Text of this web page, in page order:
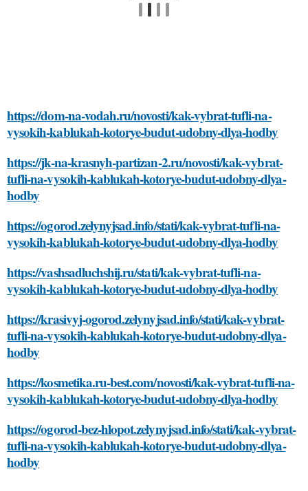
https://dom-na-vodah.ru/novosti/kak-vybrat-tufli-na-
vysokih-kablukah-kotorye-budut-udobny-dlya-hodby
https://jk-na-krasnyh-partizan-2.ru/novosti/kak-vybrat-
tufli-na-vysokih-kablukah-kotorye-budut-udobny-dlya-
hodby
https://ogorod.zelynyjsad.info/stati/kak-vybrat-tufli-na-
vysokih-kablukah-kotorye-budut-udobny-dlya-hodby
https://vashsadluchshij.ru/stati/kak-vybrat-tufli-na-
vysokih-kablukah-kotorye-budut-udobny-dlya-hodby
https://krasivyj-ogorod.zelynyjsad.info/stati/kak-vybrat-
tufli-na-vysokih-kablukah-kotorye-budut-udobny-dlya-
hodby
https://kosmetika.ru-best.com/novosti/kak-vybrat-tufli-na-
vysokih-kablukah-kotorye-budut-udobny-dlya-hodby
https://ogorod-bez-hlopot.zelynyjsad.info/stati/kak-vybrat-
tufli-na-vysokih-kablukah-kotorye-budut-udobny-dlya-
hodby